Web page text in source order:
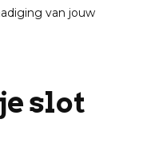
van jouw
slot